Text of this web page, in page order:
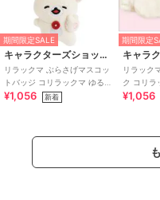
期間限定SALE
キャラクターズショップ ラフラフ
リラックマ ぶらさげマスコッ
トバッジ コリラックマ ゆるゆ
るぽかぽか
¥1,056 新着
期間限定
リラック
ク コリラ
やすやシ
¥1,056